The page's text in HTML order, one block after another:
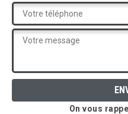
On vous